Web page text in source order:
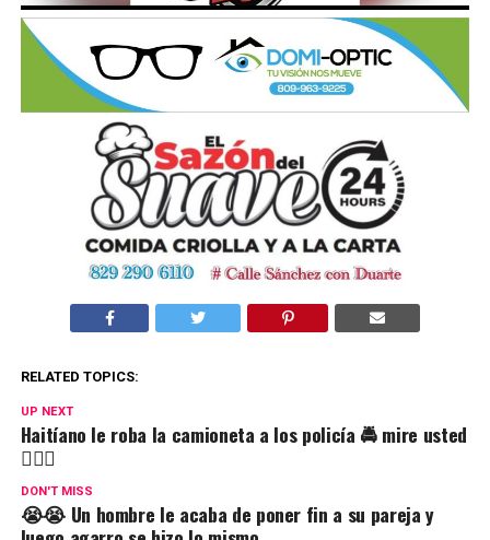
RELATED TOPICS:
UP NEXT
Haitíano le roba la camioneta a los policía 🚔 mire usted
👇🏼🔥
DON'T MISS
😭😭 Un hombre le acaba de poner fin a su pareja y